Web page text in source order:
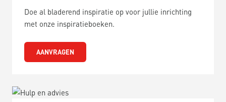
Doe al bladerend inspiratie op voor jullie inrichting
met onze inspiratieboeken.
AANVRAGEN